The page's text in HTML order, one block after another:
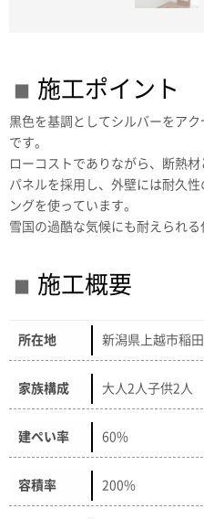
施工ポイント
黒色を基調としてシルバーをア
です。
ローコストでありながら、断熱
パネルを採用し、外壁には耐久
ングを使っています。
雪国の過酷な気候にも耐えられる
施工概要
所在地 新潟県上越市稲
家族構成 大人2人子供2人
建ぺい率 60%
容積率 200%